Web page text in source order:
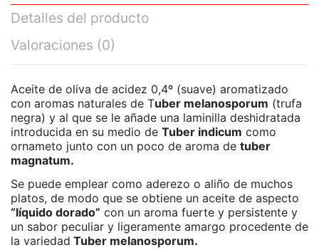
Detalles del producto
Valoraciones (0)
Aceite de oliva de acidez 0,4º (suave) aromatizado
con aromas naturales de Tuber melanosporum (trufa
negra) y al que se le añade una laminilla deshidratada
introducida en su medio de Tuber indicum como
ornameto junto con un poco de aroma de tuber
magnatum.
Se puede emplear como aderezo o aliño de muchos
platos, de modo que se obtiene un aceite de aspecto
“líquido dorado” con un aroma fuerte y persistente y
un sabor peculiar y ligeramente amargo procedente de
la variedad Tuber melanosporum.